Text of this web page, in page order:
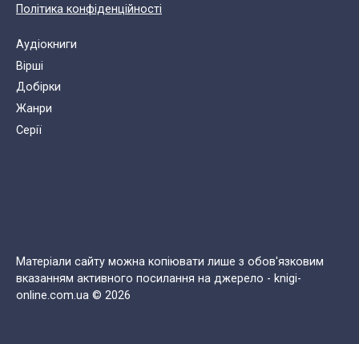
Політика конфіденційності
Аудіокниги
Вірші
Добірки
Жанри
Cерії
Матеріали сайту можна копіювати лише з обов'язковим
вказанням активного посилання на джерело - knigi-
online.com.ua © 2026